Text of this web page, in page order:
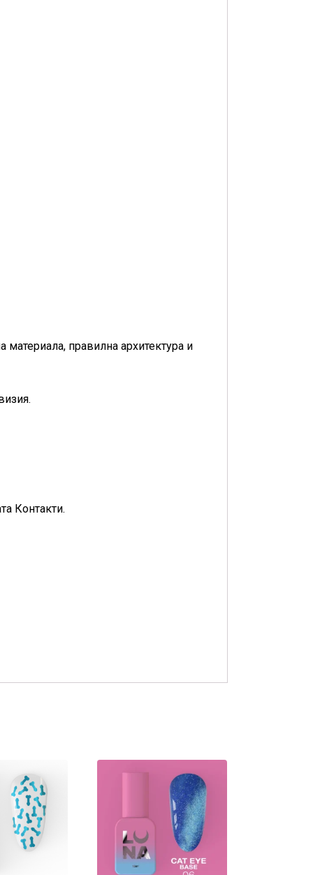
правилна архитектура и
Контакти.